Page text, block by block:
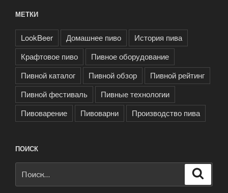
МЕТКИ
LookBeer Домашнее пиво
История пива
Крафтовое пиво
Пивное оборудование
Пивной каталог
Пивной обзор
Пивной рейтинг
Пивной фестиваль
Пивные технологии
Пивоварение
Пивоварни Производство пива
ПОИСК